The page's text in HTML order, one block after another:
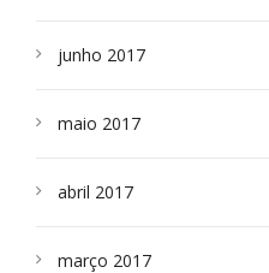
junho 2017
maio 2017
abril 2017
março 2017